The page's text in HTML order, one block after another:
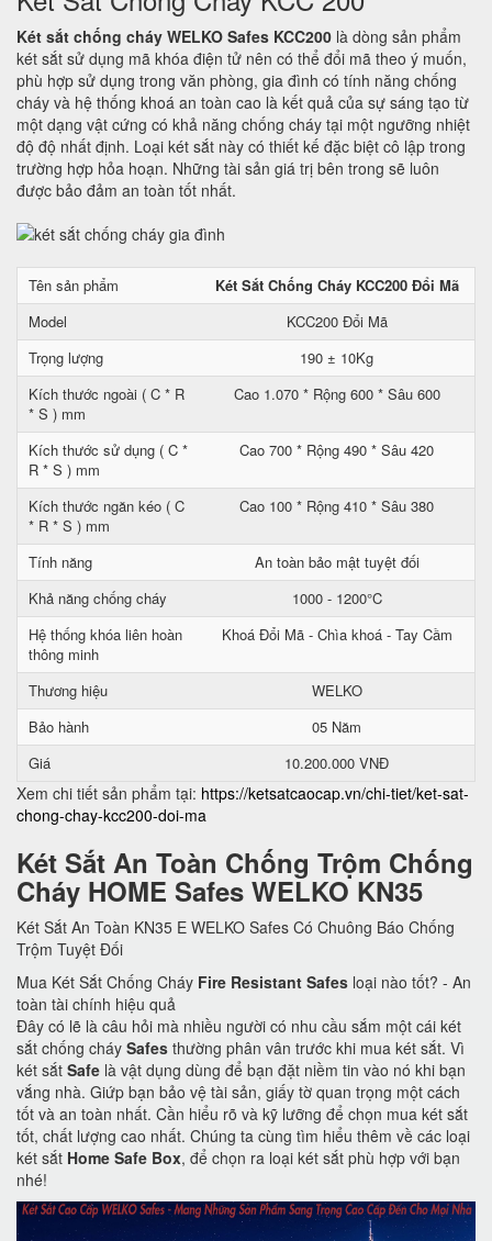
Két sắt chống cháy WELKO Safes KCC200 là dòng sản phẩm
két sắt sử dụng mã khóa điện tử nên có thể đổi mã theo ý muốn,
phù hợp sử dụng trong văn phòng, gia đình có tính năng chống
cháy và hệ thống khoá an toàn cao là kết quả của sự sáng tạo từ
một dạng vật cứng có khả năng chống cháy tại một ngưỡng nhiệt
độ độ nhất định. Loại két sắt này có thiết kế đặc biệt cô lập trong
trường hợp hỏa hoạn. Những tài sản giá trị bên trong sẽ luôn
được bảo đảm an toàn tốt nhất.
Tên sản phẩm
Két Sắt Chống Cháy KCC200 Đổi Mã
Model
KCC200 Đổi Mã
Trọng lượng
190 ± 10Kg
Kích thước ngoài ( C * R
* S ) mm
Cao 1.070 * Rộng 600 * Sâu 600
Kích thước sử dụng ( C *
R * S ) mm
Cao 700 * Rộng 490 * Sâu 420
Kích thước ngăn kéo ( C
* R * S ) mm
Cao 100 * Rộng 410 * Sâu 380
Tính năng
An toàn bảo mật tuyệt đối
Khả năng chống cháy
1000 - 1200°C
Hệ thống khóa liên hoàn
thông minh
Khoá Đổi Mã - Chìa khoá - Tay Cầm
Thương hiệu
WELKO
Bảo hành
05 Năm
Giá
10.200.000 VNĐ
Xem chi tiết sản phẩm tại: https://ketsatcaocap.vn/chi-tiet/ket-sat-
chong-chay-kcc200-doi-ma
Két Sắt An Toàn Chống Trộm Chống
Cháy HOME Safes WELKO KN35
Két Sắt An Toàn KN35 E WELKO Safes Có Chuông Báo Chống
Trộm Tuyệt Đối
Mua Két Sắt Chống Cháy Fire Resistant Safes loại nào tốt? - An
toàn tài chính hiệu quả
Đây có lẽ là câu hỏi mà nhiều người có nhu cầu sắm một cái két
sắt chống cháy Safes thường phân vân trước khi mua két sắt. Vì
két sắt Safe là vật dụng dùng để bạn đặt niềm tin vào nó khi bạn
vắng nhà. Giứp bạn bảo vệ tài sản, giấy tờ quan trọng một cách
tốt và an toàn nhất. Cần hiểu rõ và kỹ lưỡng để chọn mua két sắt
tốt, chất lượng cao nhất. Chúng ta cùng tìm hiểu thêm về các loại
két sắt Home Safe Box, để chọn ra loại két sắt phù hợp với bạn
nhé!